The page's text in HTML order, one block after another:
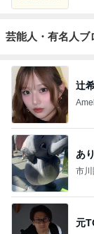
芸能人・有名人ブ
辻
あ
市
元